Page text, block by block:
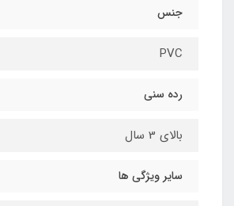
جنس
PVC
رده سنی
بالای 3 سال
سایر ویژگی ها